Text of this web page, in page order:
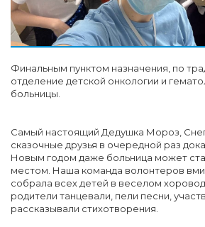
Финальным пунктом назначения, по
отделение детской онкологии и
больницы.
Самый настоящий Дедушка Мороз,
сказочные друзья в очередной раз
Новым годом даже больница может
местом. Наша команда волонтеров
собрала всех детей в веселом
родители танцевали, пели песни,
рассказывали стихотворения.